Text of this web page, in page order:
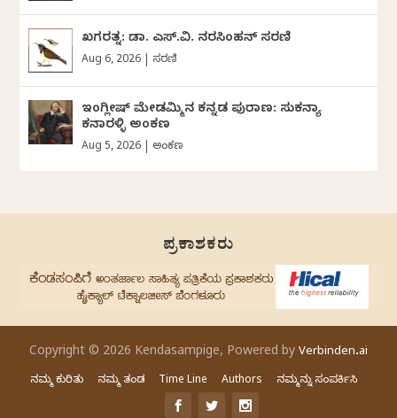
ಖಗರತ್ನ: ಡಾ. ಎಸ್.ವಿ. ನರಸಿಂಹನ್‌‌ ಸರಣಿ
Aug 6, 2026 ಸರಣಿ
ಇಂಗ್ಲೀಷ್ ಮೇಡಮ್ಮಿನ ಕನ್ನಡ ಪುರಾಣ: ಸುಕನ್ಯಾ
ಕನಾರಳ್ಳಿ ಅಂಕಣ
Aug 5, 2026 ಅಂಕಣ
ಪ್ರಕಾಶಕರು
Copyright © 2026 Kendasampige, Powered by Verbinden.ai
ನಮ್ಮ ಕುರಿತು ನಮ್ಮ ತಂಡ Time Line Authors ನಮ್ಮನ್ನು ಸಂಪರ್ಕಿಸಿ